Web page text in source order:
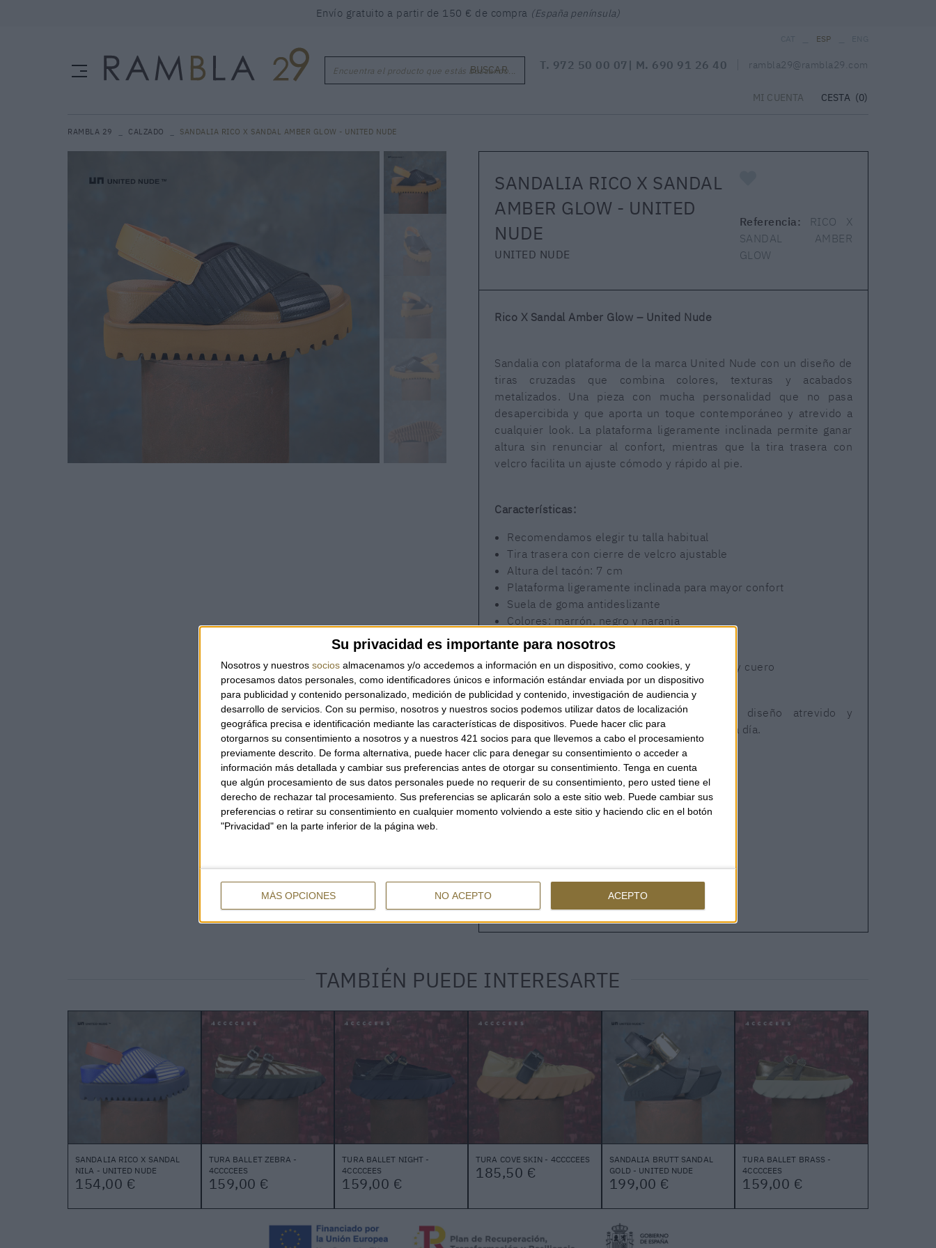
Su privacidad es importante para nosotros
Nosotros y nuestros socios almacenamos y/o accedemos a información en un dispositivo, como cookies, y
procesamos datos personales, como identificadores únicos e información estándar enviada por un dispositivo
para publicidad y contenido personalizado, medición de publicidad y contenido, investigación de audiencia y
desarrollo de servicios. Con su permiso, nosotros y nuestros socios podemos utilizar datos de localización
geográfica precisa e identificación mediante las características de dispositivos. Puede hacer clic para
otorgarnos su consentimiento a nosotros y a nuestros 421 socios para que llevemos a cabo el procesamiento
previamente descrito. De forma alternativa, puede hacer clic para denegar su consentimiento o acceder a
información más detallada y cambiar sus preferencias antes de otorgar su consentimiento. Tenga en cuenta
que algún procesamiento de sus datos personales puede no requerir de su consentimiento, pero usted tiene el
derecho de rechazar tal procesamiento. Sus preferencias se aplicarán solo a este sitio web. Puede cambiar sus
preferencias o retirar su consentimiento en cualquier momento volviendo a este sitio y haciendo clic en el botón
"Privacidad" en la parte inferior de la página web.
MÁS OPCIONES NO ACEPTO ACEPTO
Envío gratuito a partir de 150 € de compra (España península)
Encuentra el producto que estás buscando...
BUSCAR
ESP
T. 972 50 00 07 | M. 690 91 26 40 rambla29@rambla29.com
MI CUENTA CESTA (0)
RAMBLA 29 CALZADO SANDALIA RICO X SANDAL AMBER GLOW - UNITED NUDE
SANDALIA RICO X SANDAL
AMBER GLOW - UNITED
NUDE
UNITED NUDE
Referencia:
RICO X
SANDAL AMBER
GLOW
Rico X Sandal Amber Glow – United Nude
Sandalia con plataforma de la marca United Nude con un diseño de
tiras cruzadas que combina colores, texturas y acabados
metalizados. Una pieza con mucha personalidad que no pasa
desapercibida y que aporta un toque contemporáneo y atrevido a
cualquier look. La plataforma ligeramente inclinada permite ganar
altura sin renunciar al confort, mientras que la tira trasera con
velcro facilita un ajuste cómodo y rápido al pie.
Características:
Recomendamos elegir tu talla habitual
Tira trasera con cierre de velcro ajustable
Altura del tacón: 7 cm
Plataforma ligeramente inclinada para mayor confort
Suela de goma antideslizante
Colores: marrón, negro y naranja
Composición: parte superior y forro de tejido y cuero
Una sandalia con carácter que combina diseño atrevido y
comodidad para destacar con estilo en el día a día.
RICO X SANDAL AMBER GLOW
TAMBIÉN PUEDE INTERESARTE
SANDALIA RICO X SANDAL
NILA - UNITED NUDE
154,00 €
TURA BALLET ZEBRA -
4CCCCEES
159,00 €
TURA BALLET NIGHT -
4CCCCEES
159,00 €
TURA COVE SKIN - 4CCCCEES
185,50 €
SANDALIA BRUTT SANDAL
GOLD - UNITED NUDE
199,00 €
TURA BALLET BRASS -
4CCCCEES
159,00 €